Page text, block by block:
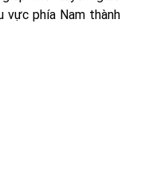
vực phía Nam thành